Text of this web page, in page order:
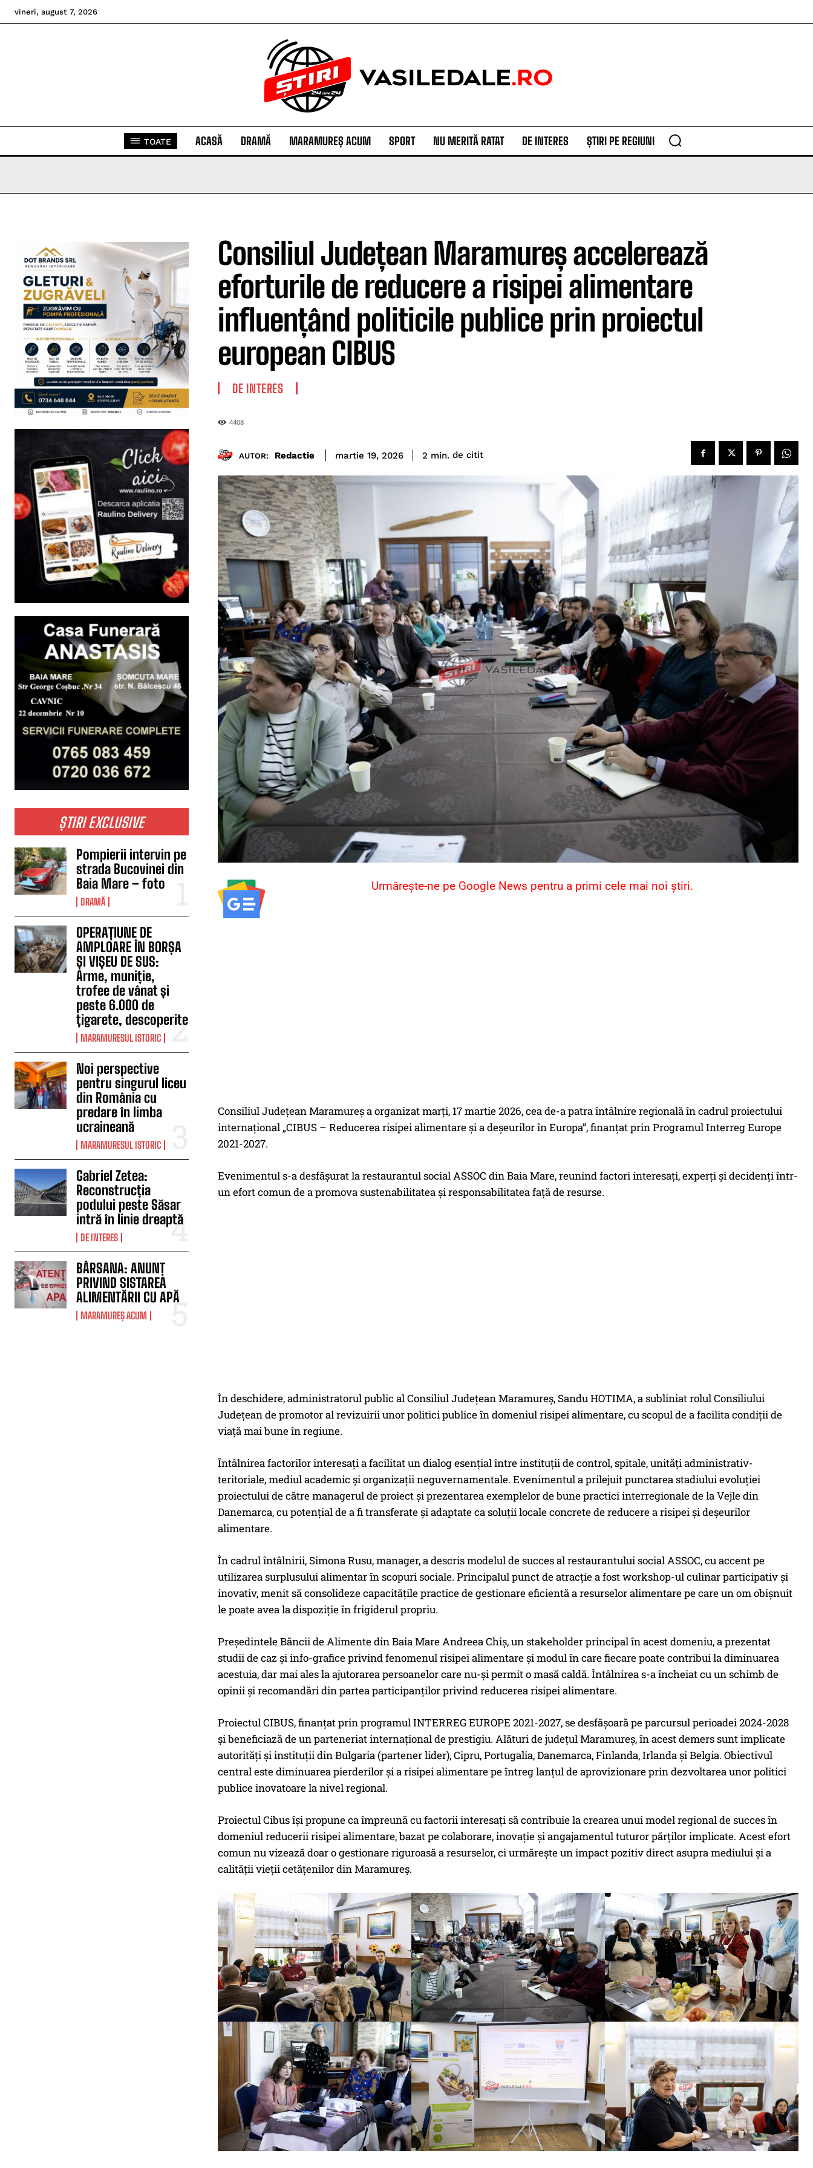
vineri, august 7, 2026
TOATE ACASĂ DRAMĂ MARAMUREȘ ACUM SPORT NU MERITĂ RATAT DE INTERES ȘTIRI PE REGIUNI
ȘTIRI EXCLUSIVE
Pompierii intervin pe
strada Bucovinei din
Baia Mare – foto
DRAMĂ
OPERAȚIUNE DE
AMPLOARE ÎN BORȘA
ȘI VIȘEU DE SUS:
Arme, muniție,
trofee de vânat și
peste 6.000 de
țigarete, descoperite
MARAMURESUL ISTORIC
Noi perspective
pentru singurul liceu
din România cu
predare în limba
ucraineană
MARAMURESUL ISTORIC
Gabriel Zetea:
Reconstrucția
podului peste Săsar
intră în linie dreaptă
DE INTERES
BÂRSANA: ANUNȚ
PRIVIND SISTAREA
ALIMENTĂRII CU APĂ
MARAMUREȘ ACUM
Consiliul Județean Maramureș accelerează
eforturile de reducere a risipei alimentare
influențând politicile publice prin proiectul
european CIBUS
DE INTERES
4408
AUTOR: Redactie martie 19, 2026 2 min. de citit
Urmărește-ne pe Google News pentru a primi cele mai noi știri.
Consiliul Județean Maramureș a organizat marți, 17 martie 2026, cea de-a patra întâlnire regională în cadrul proiectului
internațional „CIBUS – Reducerea risipei alimentare și a deșeurilor în Europa”, finanțat prin Programul Interreg Europe
2021-2027.
Evenimentul s-a desfășurat la restaurantul social ASSOC din Baia Mare, reunind factori interesați, experți și decidenți într-
un efort comun de a promova sustenabilitatea și responsabilitatea față de resurse.
În deschidere, administratorul public al Consiliul Județean Maramureș, Sandu HOTIMA, a subliniat rolul Consiliului
Județean de promotor al revizuirii unor politici publice în domeniul risipei alimentare, cu scopul de a facilita condiții de
viață mai bune în regiune.
Întâlnirea factorilor interesați a facilitat un dialog esențial între instituții de control, spitale, unități administrativ-
teritoriale, mediul academic și organizații neguvernamentale. Evenimentul a prilejuit punctarea stadiului evoluției
proiectului de către managerul de proiect și prezentarea exemplelor de bune practici interregionale de la Vejle din
Danemarca, cu potențial de a fi transferate și adaptate ca soluții locale concrete de reducere a risipei și deșeurilor
alimentare.
În cadrul întâlnirii, Simona Rusu, manager, a descris modelul de succes al restaurantului social ASSOC, cu accent pe
utilizarea surplusului alimentar în scopuri sociale. Principalul punct de atracție a fost workshop-ul culinar participativ și
inovativ, menit să consolideze capacitățile practice de gestionare eficientă a resurselor alimentare pe care un om obișnuit
le poate avea la dispoziție în frigiderul propriu.
Președintele Băncii de Alimente din Baia Mare Andreea Chiș, un stakeholder principal în acest domeniu, a prezentat
studii de caz și info-grafice privind fenomenul risipei alimentare și modul în care fiecare poate contribui la diminuarea
acestuia, dar mai ales la ajutorarea persoanelor care nu-și permit o masă caldă. Întâlnirea s-a încheiat cu un schimb de
opinii și recomandări din partea participanților privind reducerea risipei alimentare.
Proiectul CIBUS, finanțat prin programul INTERREG EUROPE 2021-2027, se desfășoară pe parcursul perioadei 2024-2028
și beneficiază de un parteneriat internațional de prestigiu. Alături de județul Maramureș, în acest demers sunt implicate
autorități și instituții din Bulgaria (partener lider), Cipru, Portugalia, Danemarca, Finlanda, Irlanda și Belgia. Obiectivul
central este diminuarea pierderilor și a risipei alimentare pe întreg lanțul de aprovizionare prin dezvoltarea unor politici
publice inovatoare la nivel regional.
Proiectul Cibus își propune ca împreună cu factorii interesați să contribuie la crearea unui model regional de succes în
domeniul reducerii risipei alimentare, bazat pe colaborare, inovație și angajamentul tuturor părților implicate. Acest efort
comun nu vizează doar o gestionare riguroasă a resurselor, ci urmărește un impact pozitiv direct asupra mediului și a
calității vieții cetățenilor din Maramureș.